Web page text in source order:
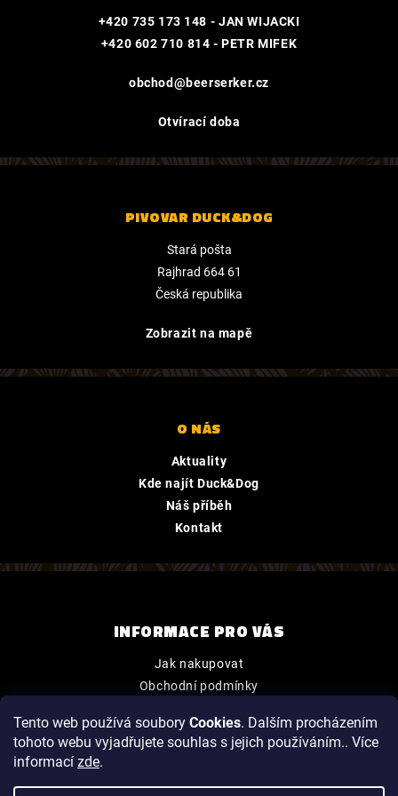
Tento web používá soubory Cookies. Dalším procházením
tohoto webu vyjadřujete souhlas s jejich používáním.. Více
informací zde.
+420 735 173 148 - JAN WIJACKI
+420 602 710 814 - PETR MIFEK
obchod@beerserker.cz
Otvírací doba
PIVOVAR DUCK&DOG
Stará pošta
Rajhrad 664 61
Česká republika
Zobrazit na mapě
O NÁS
Aktuality
Kde najít Duck&Dog
Náš příběh
Kontakt
INFORMACE PRO VÁS
Jak nakupovat
Obchodní podmínky